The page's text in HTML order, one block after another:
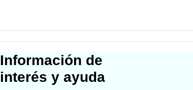
Información de
interés y ayuda